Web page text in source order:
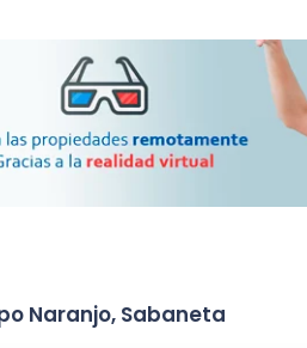
Naranjo, Sabaneta